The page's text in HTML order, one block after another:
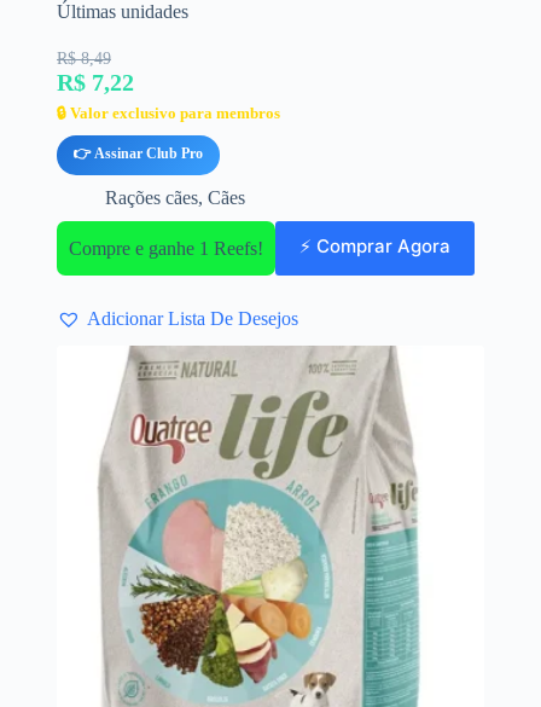
Últimas unidades
R$ 8,49
R$ 7,22
🔒 Valor exclusivo para membros
👉 Assinar Club Pro
Rações cães, Cães
Compre e ganhe 1 Reefs! ⚡ Comprar Agora
Adicionar Lista De Desejos